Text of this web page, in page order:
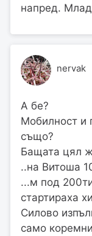
напред.
nervak
А бе?
Мобилност и
също?
Бащата цял
..на Витоша
...м под
стартираха
Силово
само